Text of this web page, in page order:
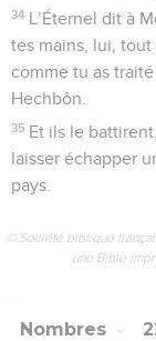
34 L’Éternel dit à
tes mains, lui,
comme tu as
Hechbôn.
35 Et ils le
laisser échapper
pays.
© Société biblique
une Bible
Nombres